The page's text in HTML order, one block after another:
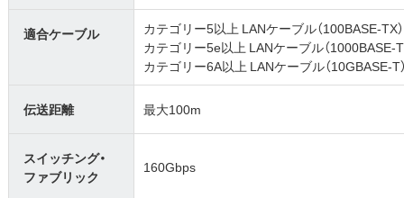
適合ケーブル
カテゴリー5以上 LANケーブル（100BASE-TX）
カテゴリー5e以上 LANケーブル（1000BASE-
カテゴリー6A以上 LANケーブル（10GBASE-T
伝送距離 最大100m
スイッチング・
ファブリック
160Gbps